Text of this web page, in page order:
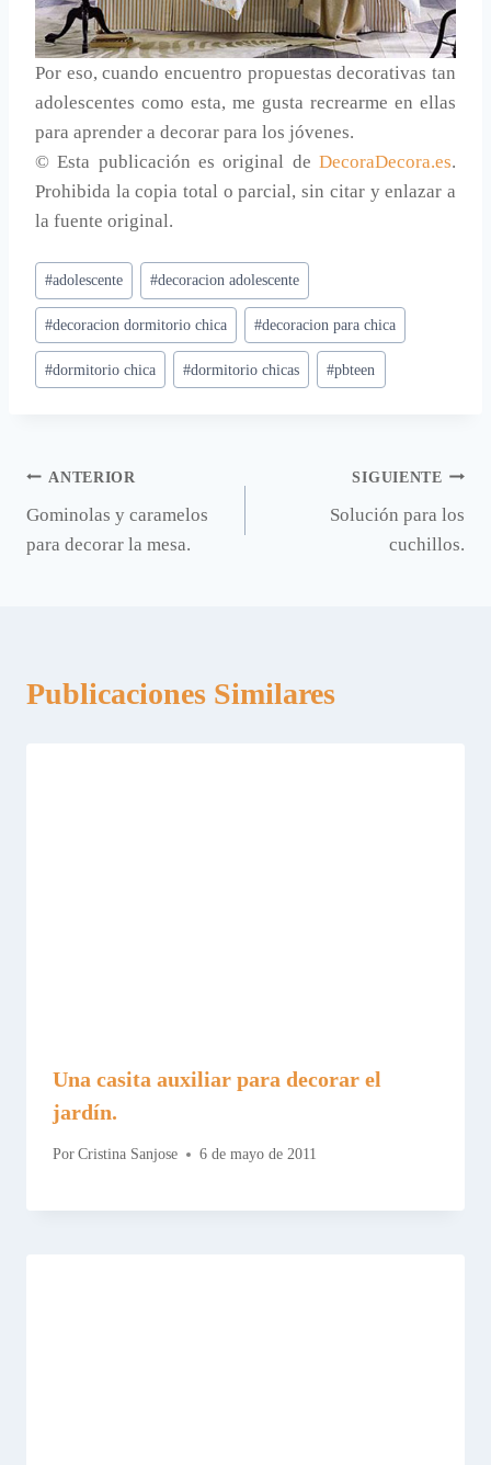
Por eso, cuando encuentro propuestas decorativas tan
adolescentes como esta, me gusta recrearme en ellas
para aprender a decorar para los jóvenes.
© Esta publicación es original de DecoraDecora.es.
Prohibida la copia total o parcial, sin citar y enlazar a
la fuente original.
Etiquetas
de
la
entrada:
#adolescente #decoracion adolescente
#decoracion dormitorio chica #decoracion para chica
#dormitorio chica #dormitorio chicas #pbteen
Navegación
de
ANTERIOR
Gominolas y caramelos
para decorar la mesa.
SIGUIENTE
Solución para los
cuchillos.
Publicaciones Similares
Una casita auxiliar para decorar el
jardín.
Por Cristina Sanjose 6 de mayo de 2011